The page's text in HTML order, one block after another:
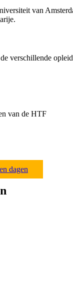
van
verschillende
van de HTF
dagen